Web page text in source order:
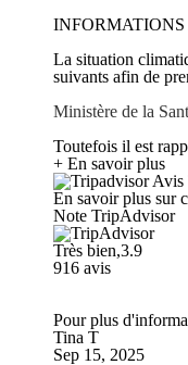
La situation
suivants afin de
Ministère de la
Toutefois il est
+ En savoir plus
Avis
En savoir plus sur
Note TripAdvisor
Très bien,3.9
916 avis
Pour plus
Tina T
Sep 15, 2025